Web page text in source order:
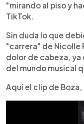
"mirando al piso y
TikTok.
Sin duda lo que
"carrera" de Nicolle
dolor de cabeza, ya
del mundo musical
Aquí el clip de